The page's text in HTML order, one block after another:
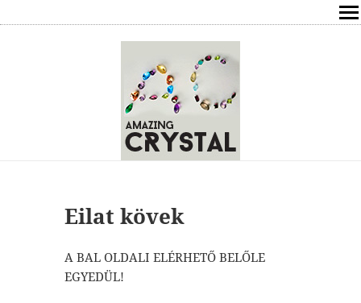
ÍRÁSOK
ÁSVÁNYOK HATÁSAI
ELÉRHETŐSÉG
Eilat kövek
A BAL OLDALI ELÉRHETŐ BELŐLE
EGYEDÜL!